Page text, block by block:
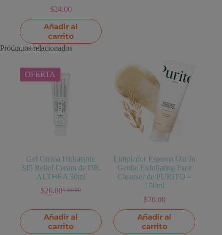
$24.00
Añadir al
carrito
Productos relacionados
OFERTA
Gel Crema Hidratante
345 Relief Cream de DR.
ALTHEA 50ml
$33.00
El
original
era:
$33.00.
$26.00El
actual
es:
$26.00.
Añadir al
carrito
Limpiador Espuma Oat In
Gentle Exfoliating Face
Cleanser de PURITO –
150ml
$26.00
Añadir al
carrito